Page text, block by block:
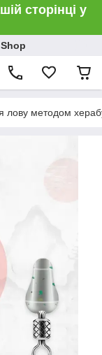
сторінці у
лову методом